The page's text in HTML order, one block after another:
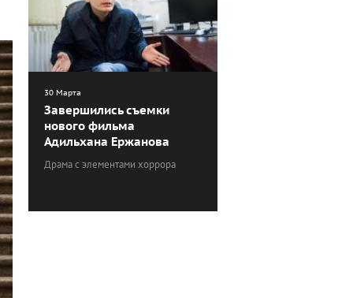
30 Марта
Завершились съемки
нового фильма
Адильхана Ержанова
Драма с элементами хоррора